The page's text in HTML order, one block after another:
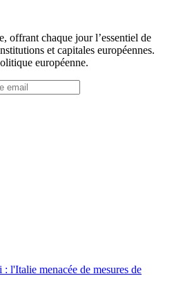
offrant chaque jour l’essentiel de
et capitales européennes.
européenne.
l'Italie menacée de mesures de